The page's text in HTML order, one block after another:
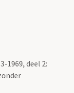
1969, deel 2: